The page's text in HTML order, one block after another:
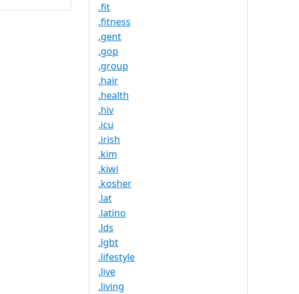
.fit
.fitness
.gent
.gop
.group
.hair
.health
.hiv
.icu
.irish
.kim
.kiwi
.kosher
.lat
.latino
.lds
.lgbt
.lifestyle
.live
.living